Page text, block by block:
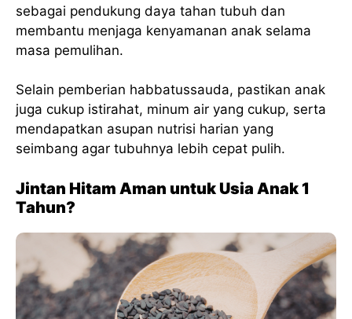
sebagai pendukung daya tahan tubuh dan
membantu menjaga kenyamanan anak selama
masa pemulihan.
Selain pemberian habbatussauda, pastikan anak
juga cukup istirahat, minum air yang cukup, serta
mendapatkan asupan nutrisi harian yang
seimbang agar tubuhnya lebih cepat pulih.
Jintan Hitam Aman untuk Usia Anak 1
Tahun?